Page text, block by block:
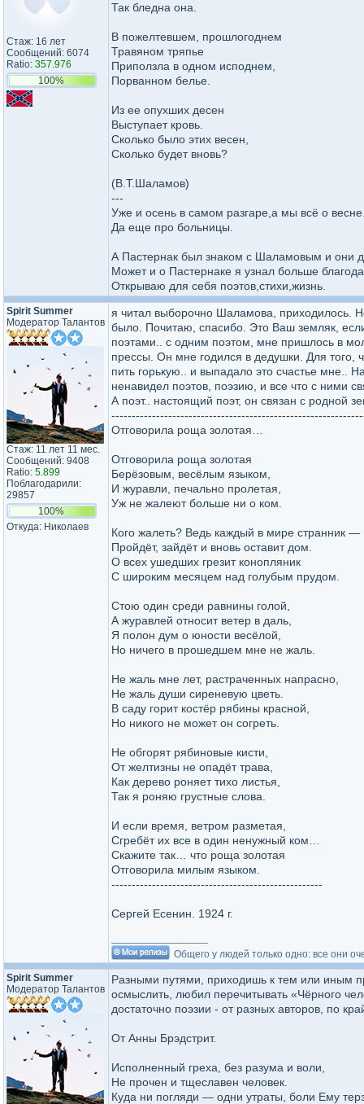
Стаж: 16 лет
Сообщений: 6074
Ratio: 357.976
100%
Так бледна она.
В пожелтевшем, прошлогоднем
Травяном тряпье
Приползла в одном исподнем,
Порванном белье.
Из ее опухших десен
Выступает кровь.
Сколько было этих весен,
Сколько будет вновь?
(В.Т.Шаламов)
---
Уже и осень в самом разгаре,а мы всё о
Да еще про больницы.
А Пастернак был знаком с Шаламовым и они
Может и о Пастернаке я узнал больше
Открываю для себя поэтов,стихи,жизнь.
Spirit Summer
Модератор Талантов
Стаж: 11 лет 11 мес.
Сообщений: 9408
Ratio: 5.899
Поблагодарили:
29857
100%
Откуда: Николаев
я читал выборочно Шаламова, приходилось.
было. Почитаю, спасибо. Это Ваш земляк,
поэтами.. с одним поэтом, мне пришлось в
прессы. Он мне годился в дедушки. Для того,
пить горькую.. и выпадало это счастье мне..
ненавидел поэтов, поэзию, и все что с ними
А поэт.. настоящий поэт, он связан с родной
Отговорила роща золотая…
Отговорила роща золотая
Берёзовым, весёлым языком,
И журавли, печально пролетая,
Уж не жалеют больше ни о ком.
Кого жалеть? Ведь каждый в мире странник —
Пройдёт, зайдёт и вновь оставит дом.
О всех ушедших грезит конопляник
С широким месяцем над голубым прудом.
Стою один среди равнины голой,
А журавлей относит ветер в даль,
Я полон дум о юности весёлой,
Но ничего в прошедшем мне не жаль.
Не жаль мне лет, растраченных напрасно,
Не жаль души сиреневую цветь.
В саду горит костёр рябины красной,
Но никого не может он согреть.
Не обгорят рябиновые кисти,
От желтизны не опадёт трава,
Как дерево роняет тихо листья,
Так я роняю грустные слова.
И если время, ветром разметая,
Сгребёт их все в один ненужный ком…
Скажите так… что роща золотая
Отговорила милым языком.
----------------------------------------------------
Сергей Есенин. 1924 г.
Общего у людей только одно: все они
Spirit Summer
Модератор Талантов
Разными путями, приходишь к тем или иным
осмыслить, любил перечитывать «Чёрного
достаточно поэзии - от разных авторов, по
От Анны Брэдстрит.
Исполненный греха, без разума и воли,
Не прочен и тщеславен человек.
Куда ни погляди — одни утраты, боли Ему